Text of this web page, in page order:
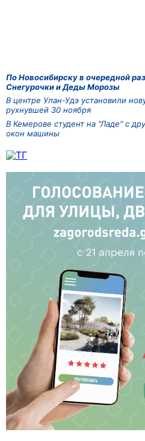
По Новосибирску в очередной
Снегурочки и Деды Морозы
В центре Улан-Удэ установили
рухнувшей 30 ноября
В Кемерове студент на "Ладе" с
окон машины